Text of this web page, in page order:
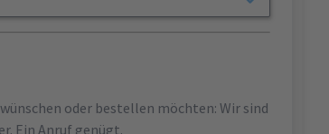
oder bestellen möchten: Wir sind
Ein Anruf genügt.